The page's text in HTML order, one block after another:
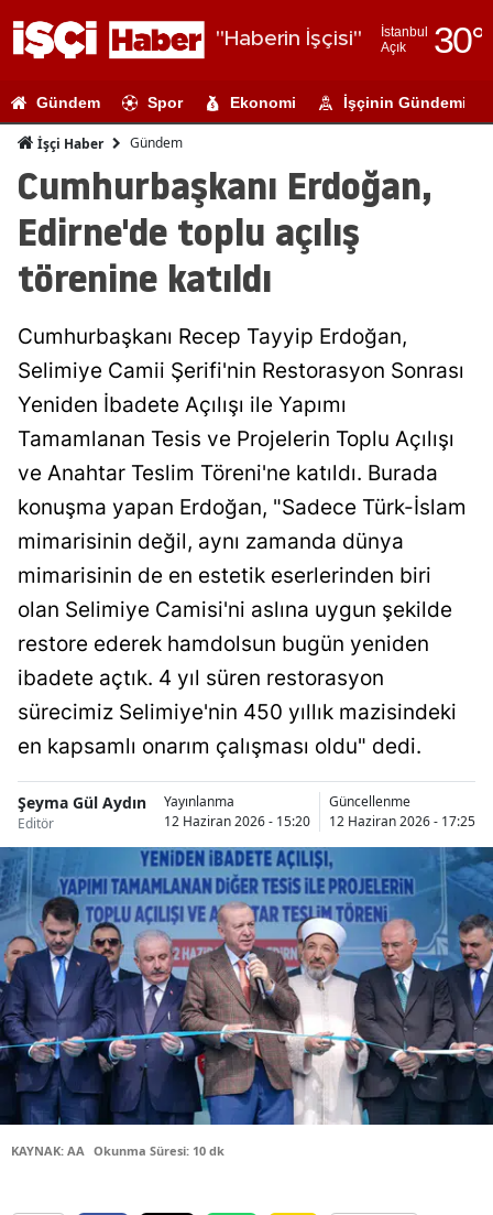
"Haberin İşçisi"
İstanbul
Açık
30°
Adıyaman
Ağrı
Antalya
Artvin
Aydın
Balıkesir
Bilecik
Bingöl
Bitlis
Bolu
Burdur
Bursa
Çanakkale
Çankırı
Çorum
Denizli
Diyarbakır
Edirne
Elazığ
Erzincan
Gündem Spor Ekonomi İşçinin Gündemi
İşçi Haber Gündem
Cumhurbaşkanı Erdoğan,
Edirne'de toplu açılış
törenine katıldı
Cumhurbaşkanı Recep Tayyip Erdoğan,
Selimiye Camii Şerifi'nin Restorasyon Sonrası
Yeniden İbadete Açılışı ile Yapımı
Tamamlanan Tesis ve Projelerin Toplu Açılışı
ve Anahtar Teslim Töreni'ne katıldı. Burada
konuşma yapan Erdoğan, "Sadece Türk-İslam
mimarisinin değil, aynı zamanda dünya
mimarisinin de en estetik eserlerinden biri
olan Selimiye Camisi'ni aslına uygun şekilde
restore ederek hamdolsun bugün yeniden
ibadete açtık. 4 yıl süren restorasyon
sürecimiz Selimiye'nin 450 yıllık mazisindeki
en kapsamlı onarım çalışması oldu" dedi.
Şeyma Gül Aydın
Editör
Yayınlanma
12 Haziran 2026 - 15:20
Güncellenme
12 Haziran 2026 - 17:25
KAYNAK: AA Okunma Süresi: 10 dk